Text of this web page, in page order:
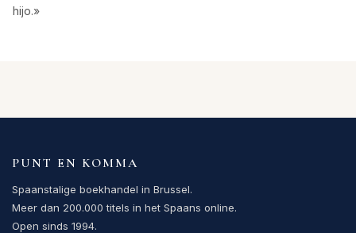
hijo.»
PUNT EN KOMMA
Spaanstalige boekhandel in Brussel.
Meer dan 200.000 titels in het Spaans online.
Open sinds 1994.